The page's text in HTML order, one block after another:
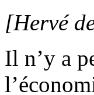
[Hervé
Il n’y a